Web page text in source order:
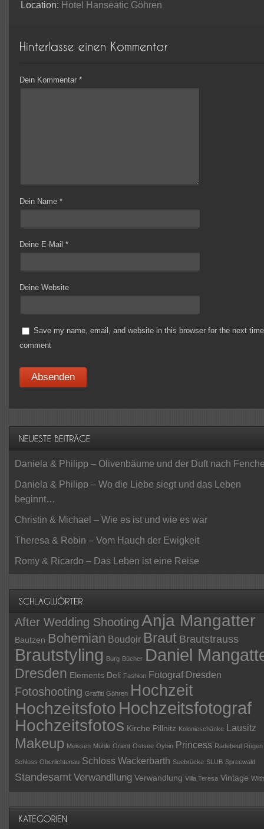
Location: Hotel Hanseatic Göhren
Dein Kommentar*
Dein Name*
Deine E-Mail*
Deine Website
Save my name, email, and website in this browser for the next
comment
Daniela & Philipp – Olivenbäume und der Duft nach
Daniela & Philipp – Wo die Liebe siegt und das Leben
beginnt…
Christin & Michael – Wie es ist und wie es war
Theresa & Robin – Vom Hauch der Ewigkeit
Romy & Ricardo – Das Leben ist eine Reise
After Wedding Shooting Anja Mangatter
Bautzen Bohemian Boudoir Braut Brautstrauss
Brautstyling Burg Bücher Daniel
Dresden Elements Deli Fashion Fotograf Dresden
Fotoshooting Graffiti Göhren Hochzeit
Hochzeitsfoto Hochzeitsfotograf
Hochzeitsfotos Kirche Pillnitz Kolonieschänke Lausitz
Makeup Meissen Mühle Orient Ostsee Oybin Princess Radebeul Rügen
Schloss Oberlichtenau Schloss Wackerbarth Seebrücke SLUB Spreewald
Standesamt Verwandllung Verwandlung Villa Teresa Vintage